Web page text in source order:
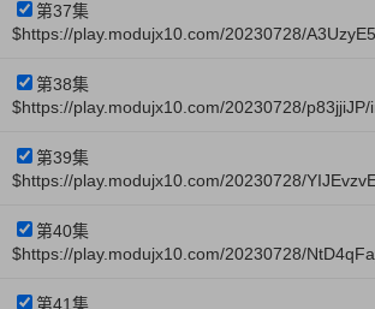
第37集
$https://play.modujx10.com/20230728/
第38集
$https://play.modujx10.com/20230728/p83jjiJP/
第39集
$https://play.modujx10.com/20230728/
第40集
$https://play.modujx10.com/20230728/
第41集